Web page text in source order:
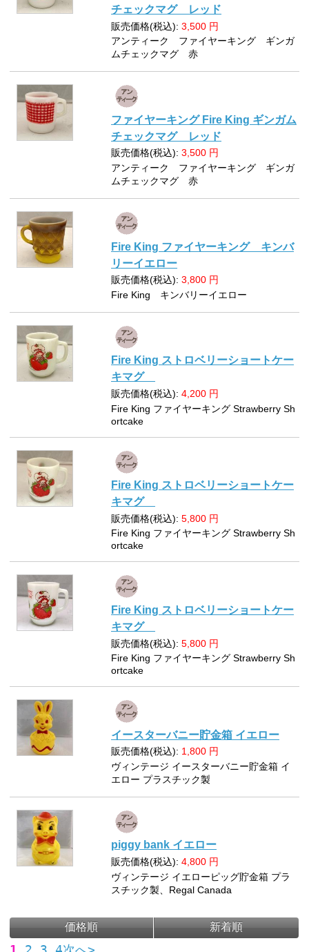
チェックマグ レッド
販売価格(税込): 3,500 円
アンティーク ファイヤーキング ギンガ
ムチェックマグ 赤
ファイヤーキング Fire King ギンガム
チェックマグ レッド
販売価格(税込): 3,500 円
アンティーク ファイヤーキング ギンガ
ムチェックマグ 赤
Fire King ファイヤーキング キンバ
リーイエロー
販売価格(税込): 3,800 円
Fire King キンバリーイエロー
Fire King ストロベリーショートケー
キマグ
販売価格(税込): 4,200 円
Fire King ファイヤーキング Strawberry Sh
ortcake
Fire King ストロベリーショートケー
キマグ
販売価格(税込): 5,800 円
Fire King ファイヤーキング Strawberry Sh
ortcake
Fire King ストロベリーショートケー
キマグ
販売価格(税込): 5,800 円
Fire King ファイヤーキング Strawberry Sh
ortcake
イースターバニー貯金箱 イエロー
販売価格(税込): 1,800 円
ヴィンテージ イースターバニー貯金箱 イ
エロー プラスチック製
piggy bank イエロー
販売価格(税込): 4,800 円
ヴィンテージ イエローピッグ貯金箱 プラ
スチック製、Regal Canada
価格順 新着順